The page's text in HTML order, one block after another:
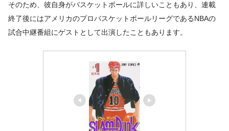
そのため、彼自身がバスケットボールに詳しいこともあり、連載
終了後にはアメリカのプロバスケットボールリーグであるNBAの
試合中継番組にゲストとして出演したこともあります。